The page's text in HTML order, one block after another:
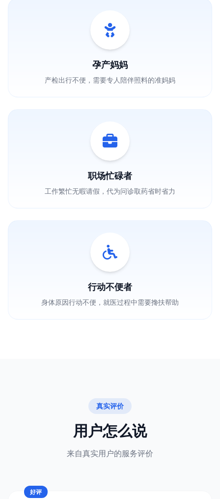
孕产妈妈
产检出行不便，需要专人陪伴照料的准妈妈
职场忙碌者
工作繁忙无暇请假，代为问诊取药省时省力
行动不便者
身体原因行动不便，就医过程中需要搀扶帮助
真实评价
用户怎么说
来自真实用户的服务评价
好评